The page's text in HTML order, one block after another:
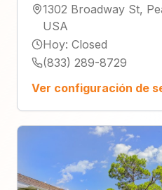
1302 Broadway St,
USA
Hoy: Closed
(833) 289-8729
Ver configuración de